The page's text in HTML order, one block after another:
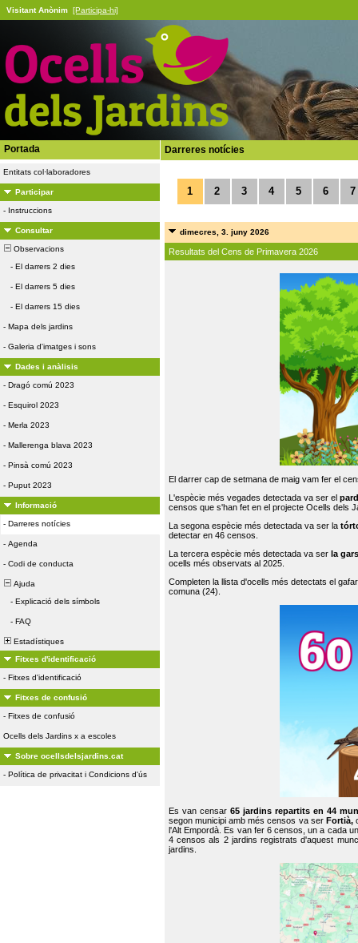
Visitant Anònim [Participa-hi]
Portada
Entitats col·laboradores
Participar
- Instruccions
Consultar
Observacions
- El darrers 2 dies
- El darrers 5 dies
- El darrers 15 dies
- Mapa dels jardins
- Galeria d'imatges i sons
Dades i anàlisis
- Dragó comú 2023
- Esquirol 2023
- Merla 2023
- Mallerenga blava 2023
- Pinsà comú 2023
- Puput 2023
Informació
- Darreres notícies
- Agenda
- Codi de conducta
Ajuda
- Explicació dels símbols
- FAQ
Estadístiques
Fitxes d'identificació
- Fitxes d'identificació
Fitxes de confusió
- Fitxes de confusió
Ocells dels Jardins x a escoles
Sobre ocellsdelsjardins.cat
- Política de privacitat i Condicions d'ús
Darreres notícies
1 2 3 4 5 6 7
dimecres, 3. juny 2026
Resultats del Cens de Primavera 2026
El darrer cap de setmana de maig vam fer el
L'espècie més vegades detectada va ser el
censos que s'han fet en el projecte Ocells dels
La segona espècie més detectada va ser la
detectar en 46 censos.
La tercera espècie més detectada va ser la
ocells més observats al 2025.
Completen la llista d'ocells més detectats el
comuna (24).
Es van censar65 jardins repartits en 44
segon municipi amb més censos va ser Fortià,
l'Alt Empordà. Es van fer 6 censos, un a cada
4 censos als 2 jardins registrats d'aquest
jardins.